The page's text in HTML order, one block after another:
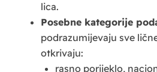
lica.
Posebne kategorije
podrazumijevaju sve
otkrivaju:
rasno porijeklo,